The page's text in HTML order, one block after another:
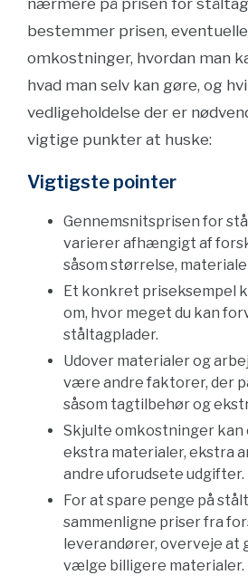
nærmere på prisen for
bestemmer prisen,
omkostninger, hvordan man
hvad man selv kan gøre, og
vedligeholdelse der er
vigtige punkter at huske:
Vigtigste pointer
Gennemsnitsprisen for
varierer afhængigt af
såsom størrelse,
Et konkret priseksempel
om, hvor meget du kan
ståltagplader.
Udover materialer og
være andre faktorer, der
såsom tagtilbehør og
Skjulte omkostninger kan
ekstra materialer, ekstra
andre uforudsete udgifter.
For at spare penge på
sammenligne priser fra
leverandører, overveje at
vælge billigere materialer.